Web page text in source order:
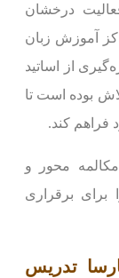
درخشان
مراکز آموزش زبان
از اساتید
بوده است تا
فراهم کند.
محور و
برای برقراری
تدریس